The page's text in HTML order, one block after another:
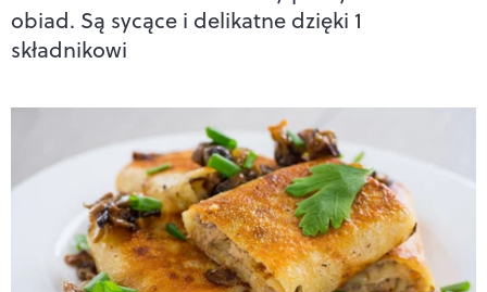
obiad. Są sycące i delikatne dzięki 1
składnikowi